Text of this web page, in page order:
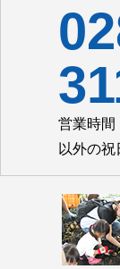
営業時間
以外の